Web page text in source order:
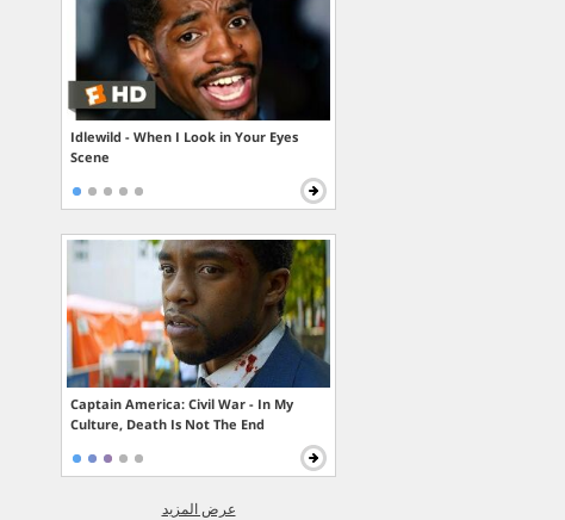
Idlewild - When I Look in Your Eyes
Scene
Captain America: Civil War - In My
Culture, Death Is Not The End
عرض المزيد